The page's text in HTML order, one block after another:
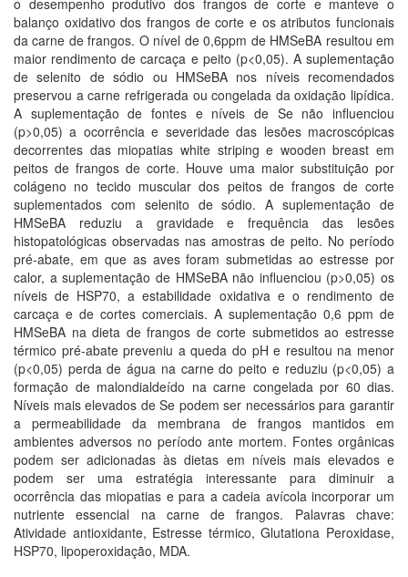
o desempenho produtivo dos frangos de corte e manteve o
balanço oxidativo dos frangos de corte e os atributos funcionais
da carne de frangos. O nível de 0,6ppm de HMSeBA resultou em
maior rendimento de carcaça e peito (p<0,05). A suplementação
de selenito de sódio ou HMSeBA nos níveis recomendados
preservou a carne refrigerada ou congelada da oxidação lipídica.
A suplementação de fontes e níveis de Se não influenciou
(p>0,05) a ocorrência e severidade das lesões macroscópicas
decorrentes das miopatias white striping e wooden breast em
peitos de frangos de corte. Houve uma maior substituição por
colágeno no tecido muscular dos peitos de frangos de corte
suplementados com selenito de sódio. A suplementação de
HMSeBA reduziu a gravidade e frequência das lesões
histopatológicas observadas nas amostras de peito. No período
pré-abate, em que as aves foram submetidas ao estresse por
calor, a suplementação de HMSeBA não influenciou (p>0,05) os
níveis de HSP70, a estabilidade oxidativa e o rendimento de
carcaça e de cortes comerciais. A suplementação 0,6 ppm de
HMSeBA na dieta de frangos de corte submetidos ao estresse
térmico pré-abate preveniu a queda do pH e resultou na menor
(p<0,05) perda de água na carne do peito e reduziu (p<0,05) a
formação de malondialdeído na carne congelada por 60 dias.
Níveis mais elevados de Se podem ser necessários para garantir
a permeabilidade da membrana de frangos mantidos em
ambientes adversos no período ante mortem. Fontes orgânicas
podem ser adicionadas às dietas em níveis mais elevados e
podem ser uma estratégia interessante para diminuir a
ocorrência das miopatias e para a cadeia avícola incorporar um
nutriente essencial na carne de frangos. Palavras chave:
Atividade antioxidante, Estresse térmico, Glutationa Peroxidase,
HSP70, lipoperoxidação, MDA.